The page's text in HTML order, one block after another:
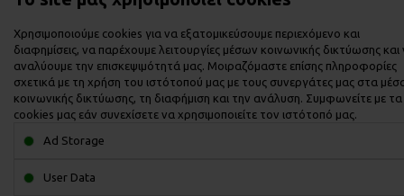
Χρησιμοποιούμε cookies για να εξατομικεύσουμε περιεχόμενο και
διαφημίσεις, να παρέχουμε λειτουργίες μέσων κοινωνικής δικτύωσης και
αναλύουμε την επισκεψιμότητά μας. Μοιραζόμαστε επίσης πληροφορίες
σχετικά με τη χρήση του ιστότοπού μας με τους συνεργάτες μας στα
κοινωνικής δικτύωσης, τη διαφήμιση και την ανάλυση. Συμφωνείτε με τα
cookies μας εάν συνεχίσετε να χρησιμοποιείτε τον ιστότοπό μας.
Ad Storage
User Data